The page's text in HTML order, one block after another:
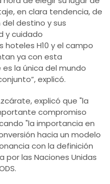
en clara tendencia, de
destino y sus
y cuidado
hoteles H10 y el campo
ya con esta
la única del mundo
explicó.
explicó que "la
compromiso
"la importancia en
hacia un modelo
con la definición
por las Naciones Unidas